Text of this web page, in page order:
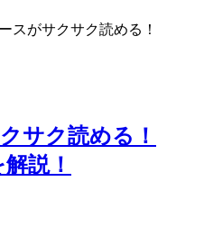
スがサクサク読める！
サク読める！
説！